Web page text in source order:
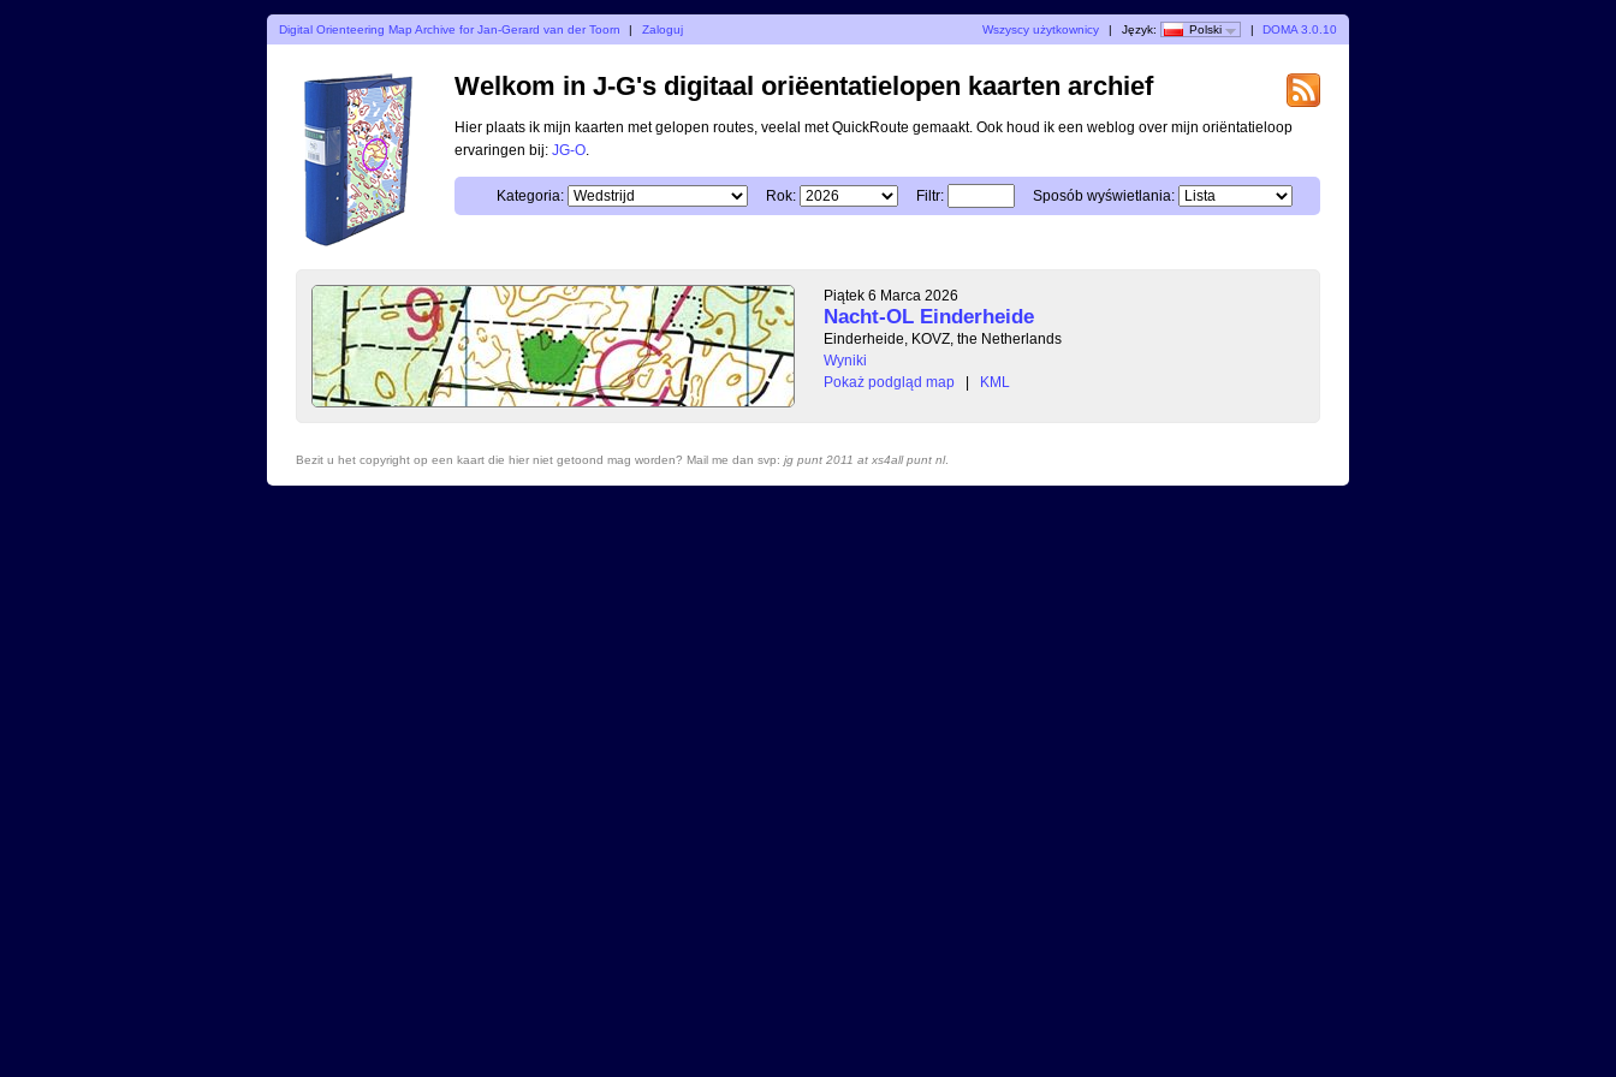
Digital Orienteering Map Archive for Jan-Gerard van der Toorn | Zaloguj Wszyscy użytkownicy | Język: Polski | DOMA 3.0.10
Welkom in J-G's digitaal oriëentatielopen kaarten archief
Hier plaats ik mijn kaarten met gelopen routes, veelal met QuickRoute gemaakt. Ook houd ik een weblog over mijn oriëntatieloop
ervaringen bij: JG-O
Kategoria: Rok: Filtr: Sposób wyświetlania:
Piątek 6 Marca 2026
Nacht-OL Einderheide
Einderheide, KOVZ, the Netherlands
Wyniki
Pokaż podgląd map
| KML
Bezit u het copyright op een kaart die hier niet getoond mag worden? Mail me dan svp: jg punt 2011 at xs4all punt nl.